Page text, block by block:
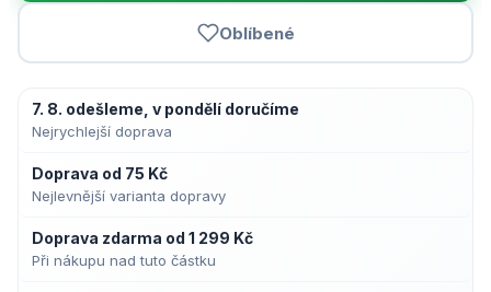
Oblíbené
7. 8. odešleme, v pondělí doručíme
Nejrychlejší doprava
Doprava od 75 Kč
Nejlevnější varianta dopravy
Doprava zdarma od 1 299 Kč
Při nákupu nad tuto částku